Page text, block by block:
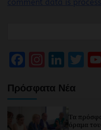
Facebook
Πρόσφατα Νέα
Τα
όραμα